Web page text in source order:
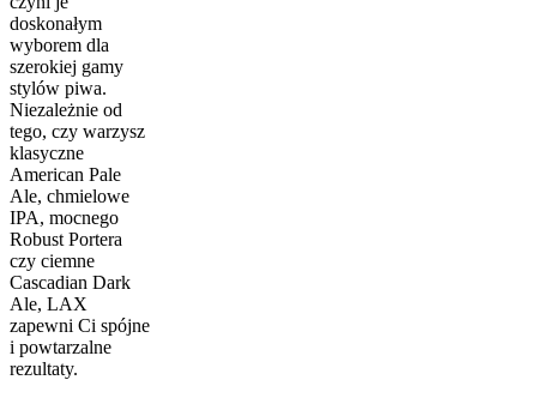
doskonałym
wyborem dla
szerokiej gamy
stylów piwa.
Niezależnie od
tego, czy warzysz
klasyczne
American Pale
Ale, chmielowe
IPA, mocnego
Robust Portera
czy ciemne
Cascadian Dark
Ale, LAX
zapewni Ci spójne
i powtarzalne
rezultaty.